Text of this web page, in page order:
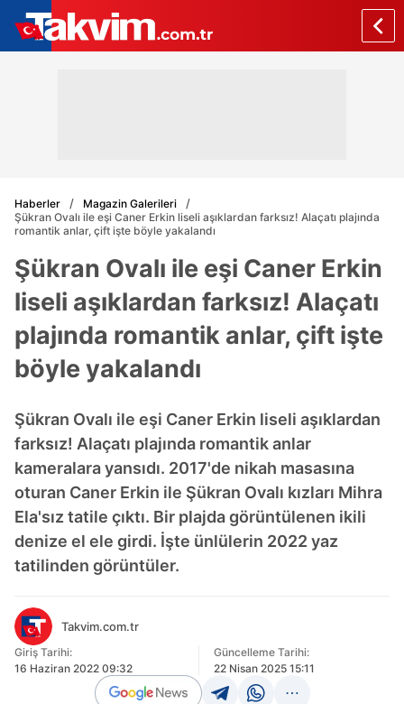
Haberler
Magazin Galerileri
Şükran Ovalı ile eşi Caner Erkin liseli aşıklardan farksız! Alaçatı plajında
romantik anlar, çift işte böyle yakalandı
Şükran Ovalı ile eşi Caner Erkin
liseli aşıklardan farksız! Alaçatı
plajında romantik anlar, çift işte
böyle yakalandı
Şükran Ovalı ile eşi Caner Erkin liseli aşıklardan
farksız! Alaçatı plajında romantik anlar
kameralara yansıdı. 2017'de nikah masasına
oturan Caner Erkin ile Şükran Ovalı kızları Mihra
Ela'sız tatile çıktı. Bir plajda görüntülenen ikili
denize el ele girdi. İşte ünlülerin 2022 yaz
tatilinden görüntüler.
Takvim.com.tr
Giriş Tarihi:
16 Haziran 2022 09:32
Güncelleme Tarihi:
22 Nisan 2025 15:11